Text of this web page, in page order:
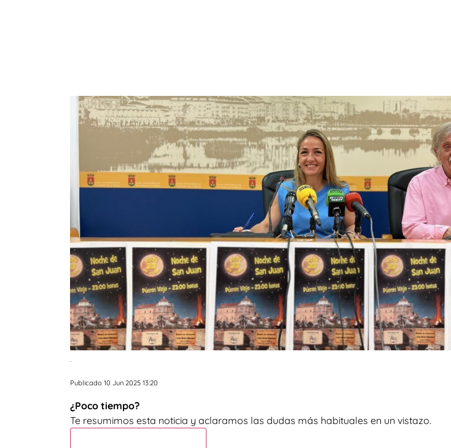
.
Publicado 10 Jun 2025 13:20
¿Poco tiempo?
Te resumimos esta noticia y aclaramos las dudas más habituales en un vistazo.